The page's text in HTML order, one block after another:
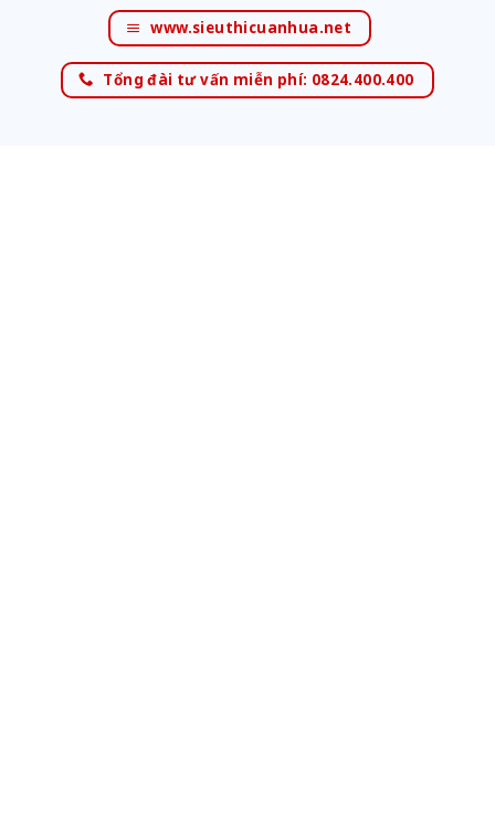
www.sieuthicuanhua.net
Tổng đài tư vấn miễn phí: 0824.400.400